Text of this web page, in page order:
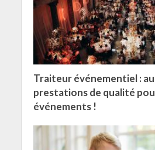
Traiteur événementiel :
prestations de qualité
événements !